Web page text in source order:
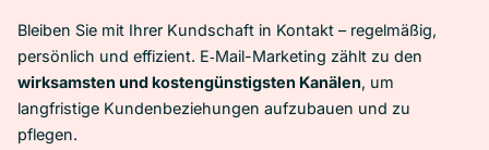
Bleiben Sie mit Ihrer Kundschaft in Kontakt – regelmäßig,
persönlich und effizient. E‑Mail-Marketing zählt zu den
wirksamsten und kostengünstigsten Kanälen, um
langfristige Kundenbeziehungen aufzubauen und zu
pflegen.